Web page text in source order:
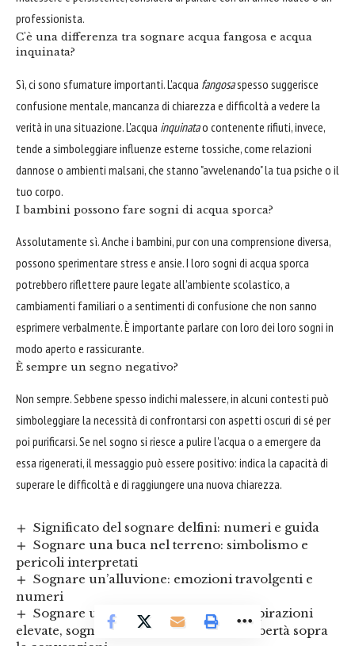
professionista.
C'è una differenza tra sognare acqua fangosa e acqua
inquinata?
Sì, ci sono sfumature importanti. L'acqua fangosaspesso suggerisce
confusione mentale, mancanza di chiarezza e difficoltà a vedere la
verità in una situazione. L'acqua inquinatao contenente rifiuti, invece,
tende a simboleggiare influenze esterne tossiche, come relazioni
dannose o ambienti malsani, che stanno "avvelenando" la tua psiche o il
tuo corpo.
I bambini possono fare sogni di acqua sporca?
Assolutamente sì. Anche i bambini, pur con una comprensione diversa,
possono sperimentare stress e ansie. I loro sogni di acqua sporca
potrebbero riflettere paure legate all'ambiente scolastico, a
cambiamenti familiari o a sentimenti di confusione che non sanno
esprimere verbalmente. È importante parlare con loro dei loro sogni in
modo aperto e rassicurante.
È sempre un segno negativo?
Non sempre. Sebbene spesso indichi malessere, in alcuni contesti può
simboleggiare la necessità di confrontarsi con aspetti oscuri di sé per
poi purificarsi. Se nel sogno si riesce a pulire l'acqua o a emergere da
essa rigenerati, il messaggio può essere positivo: indica la capacità di
superare le difficoltà e di raggiungere una nuova chiarezza.
Significato del sognare delfini: numeri e guida
Sognare una buca nel terreno: simbolismo e
pericoli interpretati
Sognare un’alluvione: emozioni travolgenti e
numeri
Sognare un dirigibile (zeppelin) – aspirazioni
elevate, sogni grandiosi e desiderio di libertà sopra